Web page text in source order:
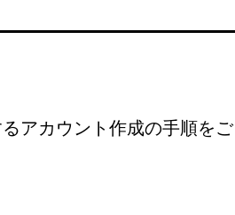
アカウント作成の手順をご